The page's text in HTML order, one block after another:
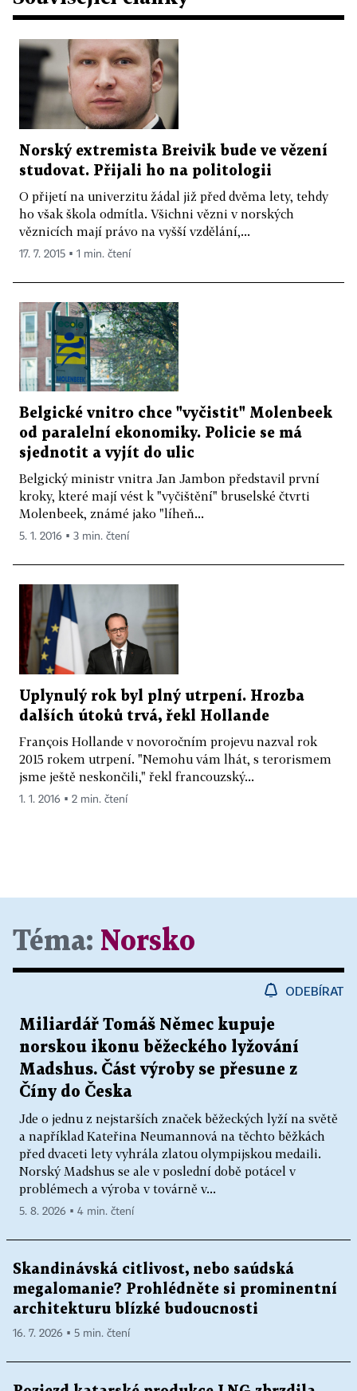
Norský extremista Breivik bude ve vězení
studovat. Přijali ho na politologii
O přijetí na univerzitu žádal již před dvěma lety, tehdy
ho však škola odmítla. Všichni vězni v norských
věznicích mají právo na vyšší vzdělání,...
17. 7. 2015 ▪ 1 min. čtení
Belgické vnitro chce "vyčistit" Molenbeek
od paralelní ekonomiky. Policie se má
sjednotit a vyjít do ulic
Belgický ministr vnitra Jan Jambon představil první
kroky, které mají vést k "vyčištění" bruselské čtvrti
Molenbeek, známé jako "líheň...
5. 1. 2016 ▪ 3 min. čtení
Uplynulý rok byl plný utrpení. Hrozba
dalších útoků trvá, řekl Hollande
François Hollande v novoročním projevu nazval rok
2015 rokem utrpení. "Nemohu vám lhát, s terorismem
jsme ještě neskončili," řekl francouzský...
1. 1. 2016 ▪ 2 min. čtení
Téma: Norsko
ODEBÍRAT
Miliardář Tomáš Němec kupuje
norskou ikonu běžeckého lyžování
Madshus. Část výroby se přesune z
Číny do Česka
Jde o jednu z nejstarších značek běžeckých lyží na světě
a například Kateřina Neumannová na těchto běžkách
před dvaceti lety vyhrála zlatou olympijskou medaili.
Norský Madshus se ale v poslední době potácel v
problémech a výroba v továrně v...
5. 8. 2026 ▪ 4 min. čtení
Skandinávská citlivost, nebo saúdská
megalomanie? Prohlédněte si prominentní
architekturu blízké budoucnosti
16. 7. 2026 ▪ 5 min. čtení